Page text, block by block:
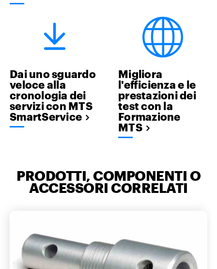
Dai uno sguardo
veloce alla
cronologia dei
servizi con MTS
SmartService
Migliora
l'efficienza e le
prestazioni dei
test con la
Formazione
MTS
PRODOTTI, COMPONENTI O
ACCESSORI CORRELATI